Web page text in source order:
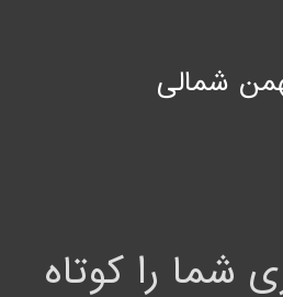
شما را کوتاه